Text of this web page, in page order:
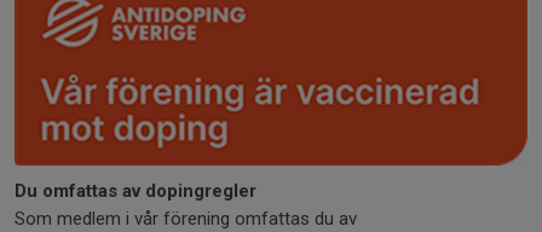
Du omfattas av dopingregler
Som medlem i vår förening omfattas du av